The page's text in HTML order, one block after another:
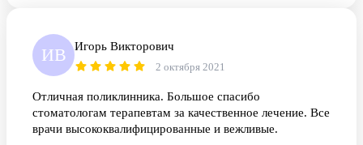
ИВ Игорь Викторович
2 октября 2021
Отличная поликлинника. Большое спасибо
стоматологам терапевтам за качественное лечение. Все
врачи высококвалифицированные и вежливые.